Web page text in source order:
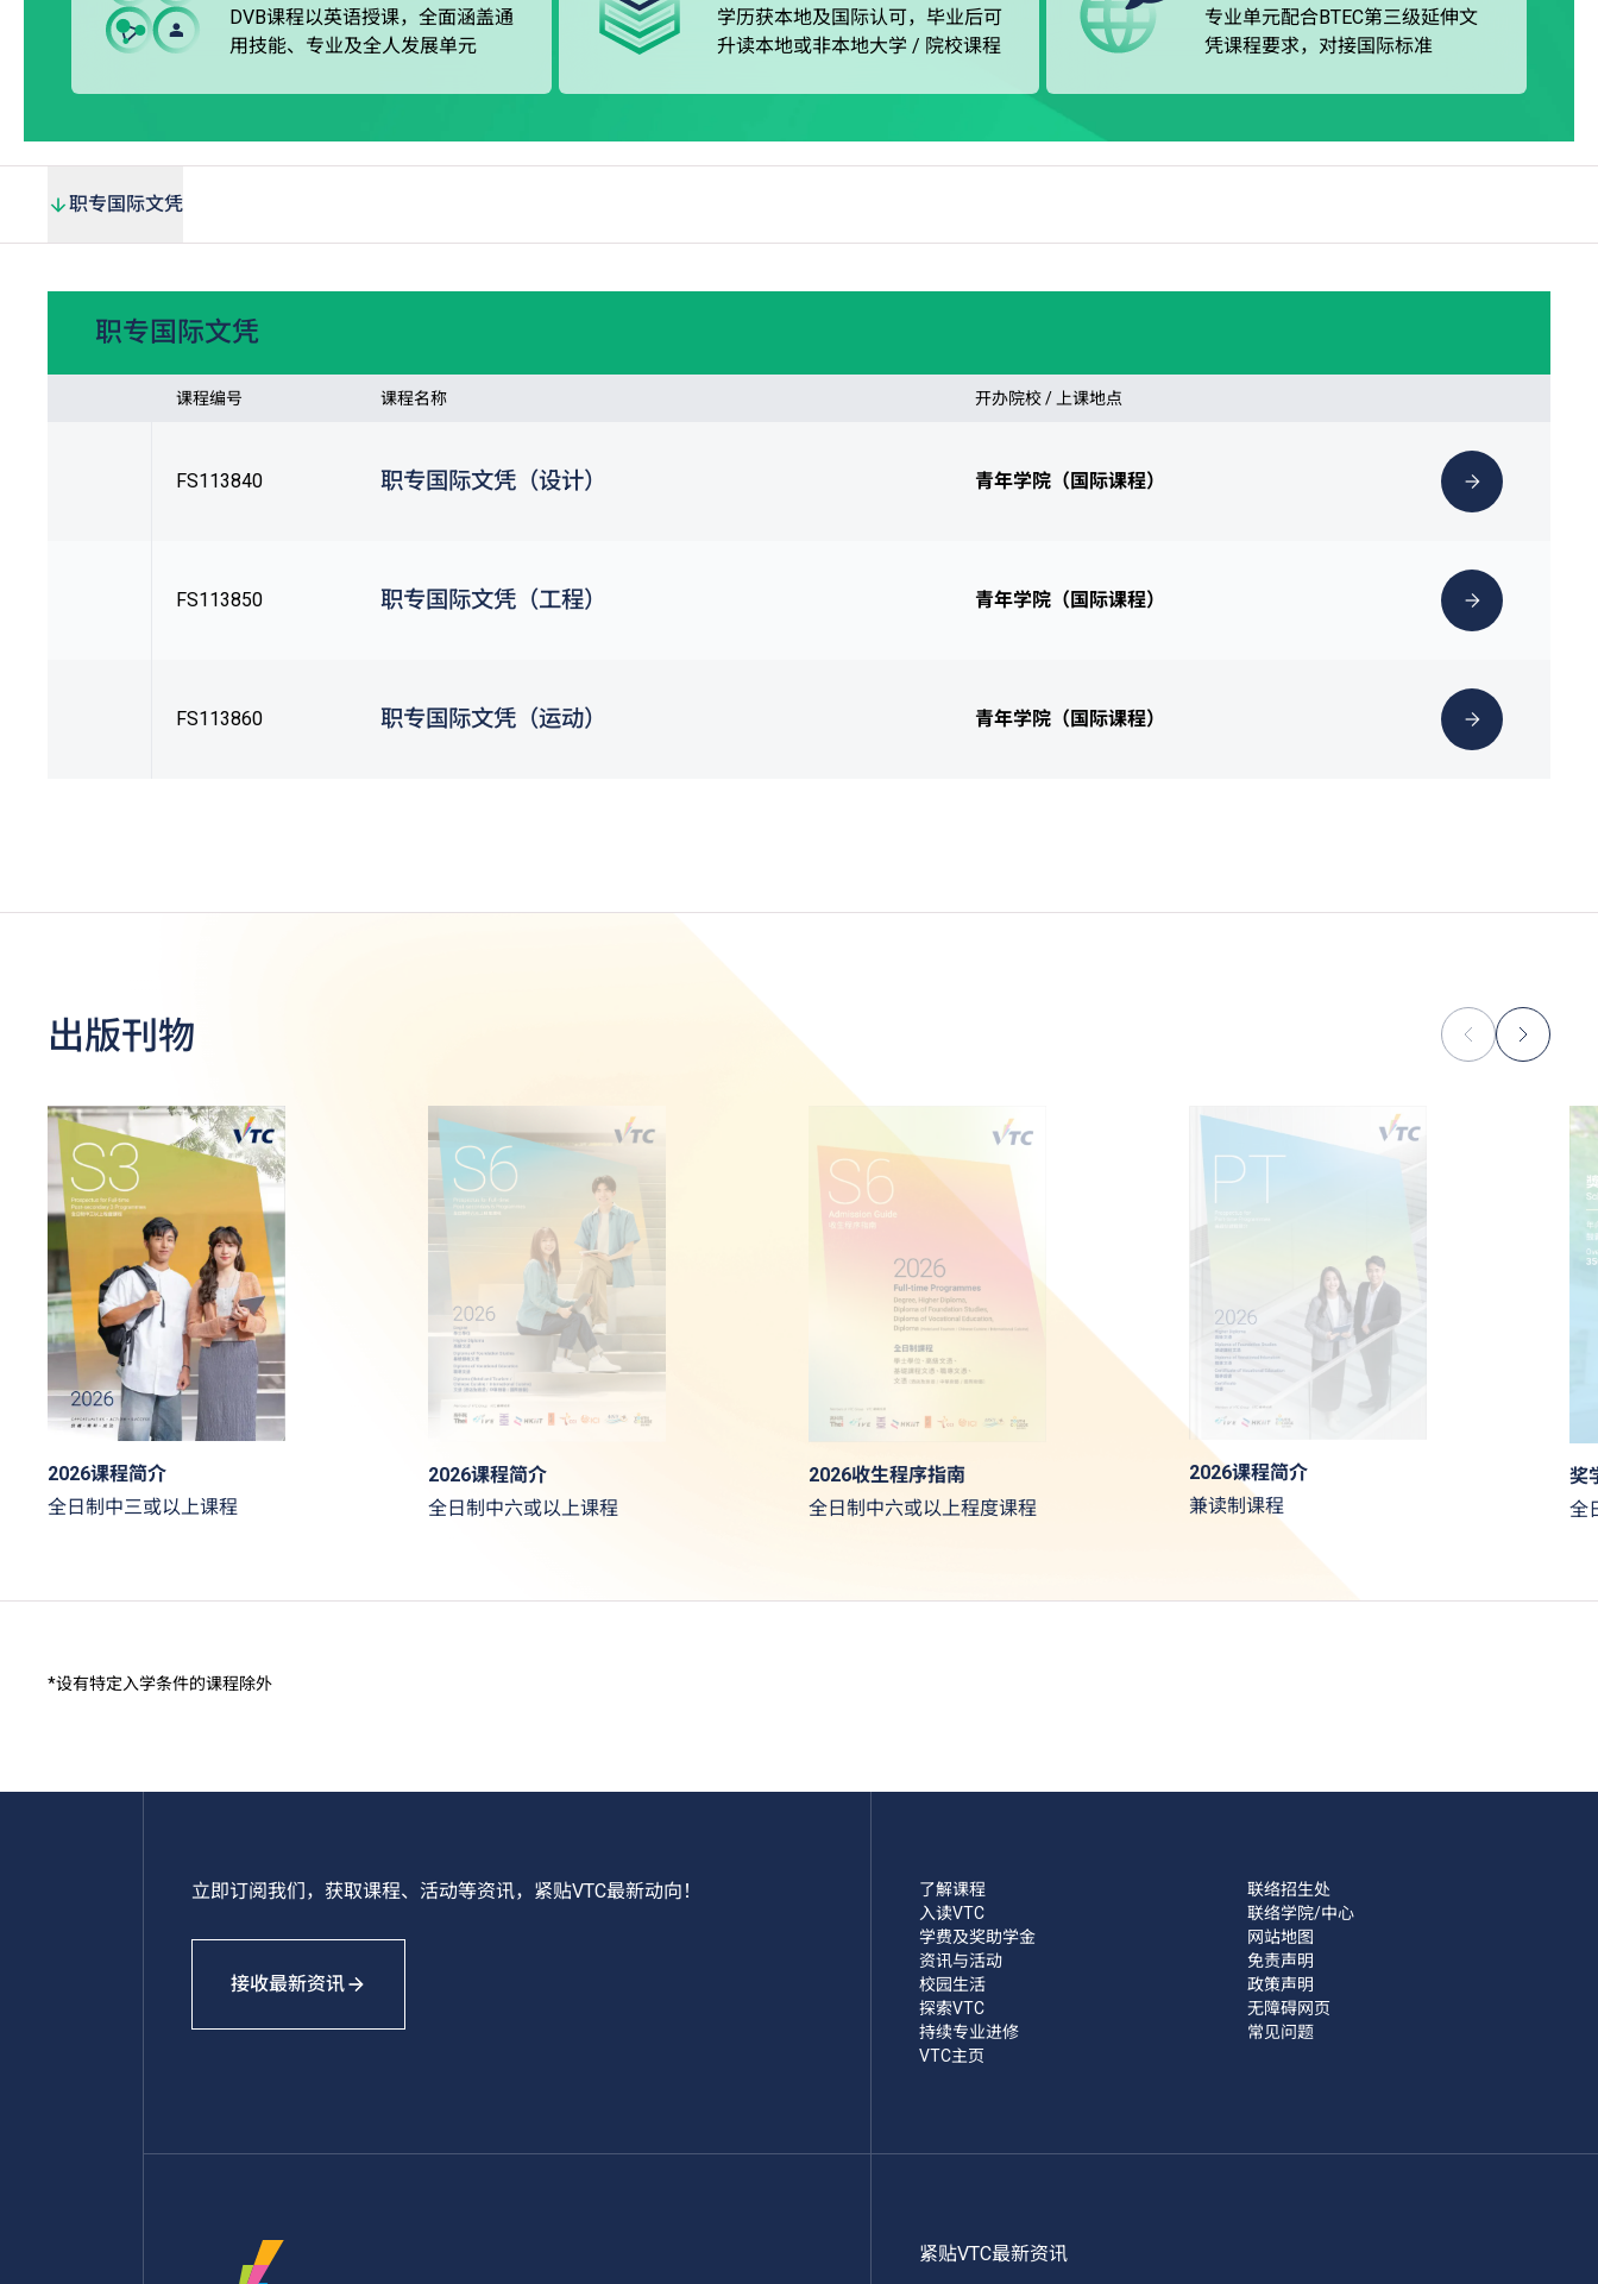
DVB课程以英语授课，全面涵盖通
用技能、专业及全人发展单元
学历获本地及国际认可，毕业后可
升读本地或非本地大学 / 院校课程
专业单元配合BTEC第三级延伸文
凭课程要求，对接国际标准
职专国际文凭
职专国际文凭
课程编号 课程名称 开办院校 / 上课地点
FS113840 职专国际文凭（设计） 青年学院（国际课程）
FS113850 职专国际文凭（工程） 青年学院（国际课程）
FS113860 职专国际文凭（运动） 青年学院（国际课程）
出版刊物
2026课程简介
全日制中三或以上课程
2026课程简介
全日制中六或以上课程
2026收生程序指南
全日制中六或以上程度课程
2026课程简介
兼读制课程
奖
全
*设有特定入学条件的课程除外
立即订阅我们，获取课程、活动等资讯，紧贴VTC最新动向！
接收最新资讯
了解课程
入读VTC
学费及奖助学金
资讯与活动
校园生活
探索VTC
持续专业进修
VTC主页
联络招生处
联络学院/中心
网站地图
免责声明
政策声明
无障碍网页
常见问题
紧贴VTC最新资讯